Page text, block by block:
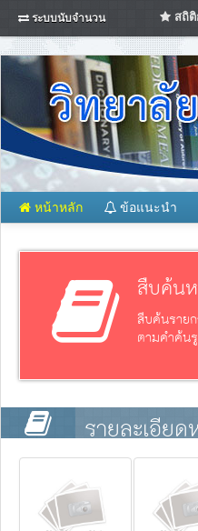
ระบบนับจำนวน สถิ
หน้าหลัก ข้อแนะนำ
สืบค้น
สืบค้นราย
ตามคำค้น
รายละเอีย